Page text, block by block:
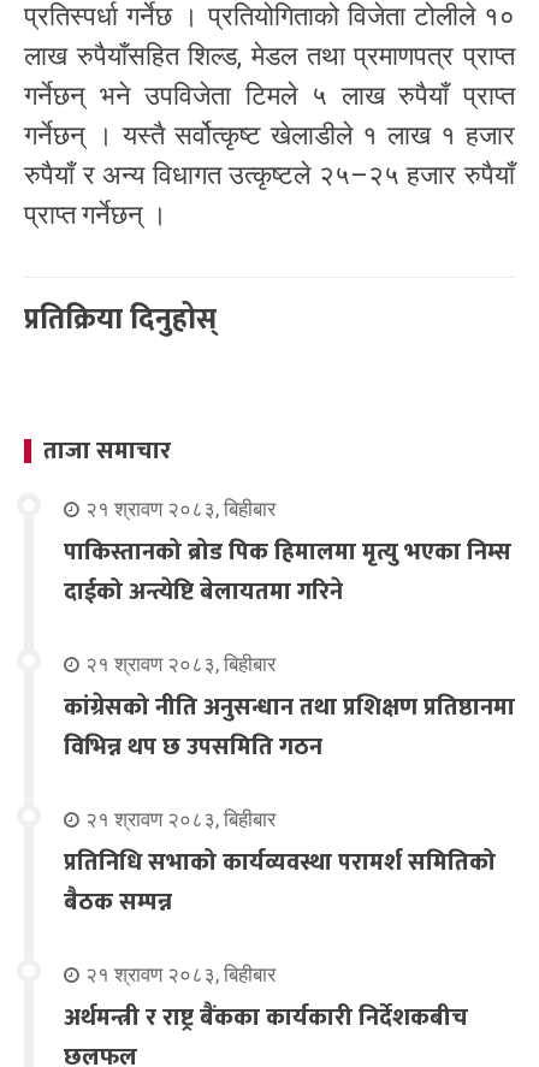
प्रतिस्पर्धा गर्नेछ । प्रतियोगिताको विजेता टोलीले १०
लाख रुपैयाँसहित शिल्ड, मेडल तथा प्रमाणपत्र प्राप्त
गर्नेछन् भने उपविजेता टिमले ५ लाख रुपैयाँ प्राप्त
गर्नेछन् । यस्तै सर्वोत्कृष्ट खेलाडीले १ लाख १ हजार
रुपैयाँ र अन्य विधागत उत्कृष्टले २५–२५ हजार रुपैयाँ
प्राप्त गर्नेछन् ।
प्रतिक्रिया दिनुहोस्
ताजा समाचार
२१ श्रावण २०८३, बिहीबार
पाकिस्तानको ब्रोड पिक हिमालमा मृत्यु भएका निम्स
दाईको अन्त्येष्टि बेलायतमा गरिने
२१ श्रावण २०८३, बिहीबार
कांग्रेसको नीति अनुसन्धान तथा प्रशिक्षण प्रतिष्ठानमा
विभिन्न थप छ उपसमिति गठन
२१ श्रावण २०८३, बिहीबार
प्रतिनिधि सभाको कार्यव्यवस्था परामर्श समितिको
बैठक सम्पन्न
२१ श्रावण २०८३, बिहीबार
अर्थमन्त्री र राष्ट्र बैंकका कार्यकारी निर्देशकबीच
छलफल